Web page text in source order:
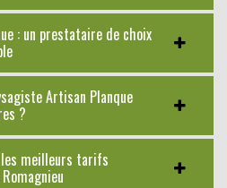
: un prestataire de choix
Artisan Planque
?
meilleurs tarifs